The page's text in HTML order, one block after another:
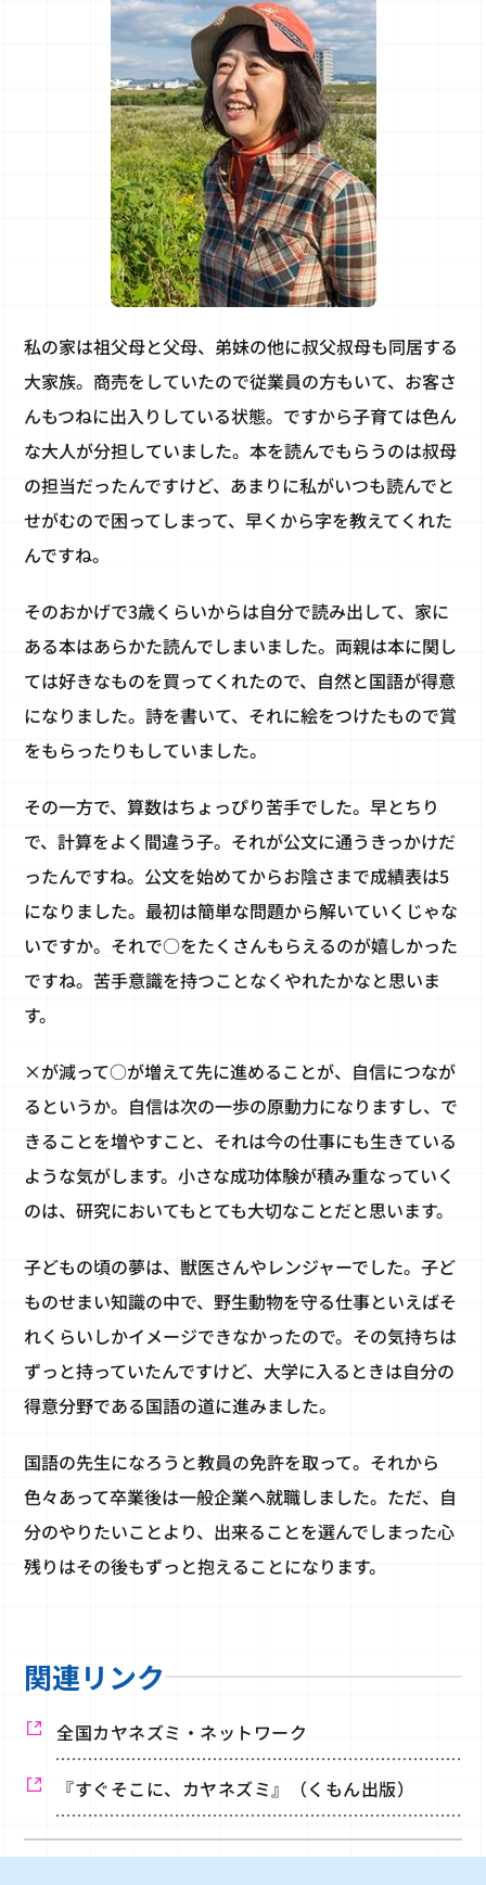
私の家は祖父母と父母、弟妹の他に叔父叔母も同居する
大家族。商売をしていたので従業員の方もいて、お客さ
んもつねに出入りしている状態。ですから子育ては色ん
な大人が分担していました。本を読んでもらうのは叔母
の担当だったんですけど、あまりに私がいつも読んでと
せがむので困ってしまって、早くから字を教えてくれた
んですね。
そのおかげで3歳くらいからは自分で読み出して、家に
ある本はあらかた読んでしまいました。両親は本に関し
ては好きなものを買ってくれたので、自然と国語が得意
になりました。詩を書いて、それに絵をつけたもので賞
をもらったりもしていました。
その一方で、算数はちょっぴり苦手でした。早とちり
で、計算をよく間違う子。それが公文に通うきっかけだ
ったんですね。公文を始めてからお陰さまで成績表は5
になりました。最初は簡単な問題から解いていくじゃな
いですか。それで○をたくさんもらえるのが嬉しかった
ですね。苦手意識を持つことなくやれたかなと思いま
す。
×が減って○が増えて先に進めることが、自信につなが
るというか。自信は次の一歩の原動力になりますし、で
きることを増やすこと、それは今の仕事にも生きている
ような気がします。小さな成功体験が積み重なっていく
のは、研究においてもとても大切なことだと思います。
子どもの頃の夢は、獣医さんやレンジャーでした。子ど
ものせまい知識の中で、野生動物を守る仕事といえばそ
れくらいしかイメージできなかったので。その気持ちは
ずっと持っていたんですけど、大学に入るときは自分の
得意分野である国語の道に進みました。
国語の先生になろうと教員の免許を取って。それから
色々あって卒業後は一般企業へ就職しました。ただ、自
分のやりたいことより、出来ることを選んでしまった心
残りはその後もずっと抱えることになります。
関連リンク
全国カヤネズミ・ネットワーク
『すぐそこに、カヤネズミ』（くもん出版）